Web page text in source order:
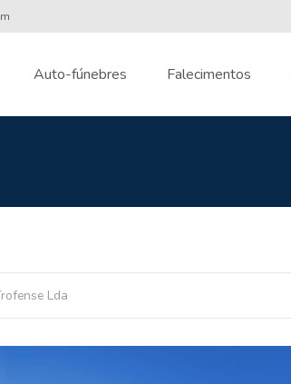
Auto-fúnebres Falecimentos
Lda